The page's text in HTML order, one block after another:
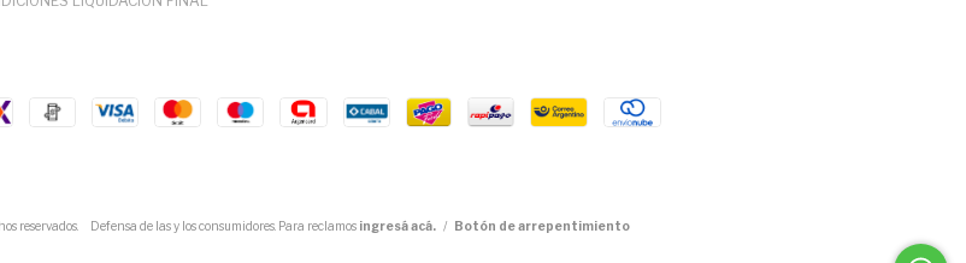
reservados. Defensa de las y los consumidores. Para reclamos ingresá acá. / Botón de arrepentimiento